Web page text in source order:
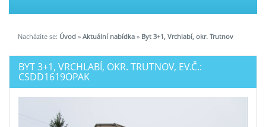
Nacházíte se: Úvod » Aktuální nabídka » Byt 3+1, Vrchlabí, okr. Trutnov
BYT 3+1, VRCHLABÍ, OKR. TRUTNOV, EV.Č.:
CSDD1619OPAK